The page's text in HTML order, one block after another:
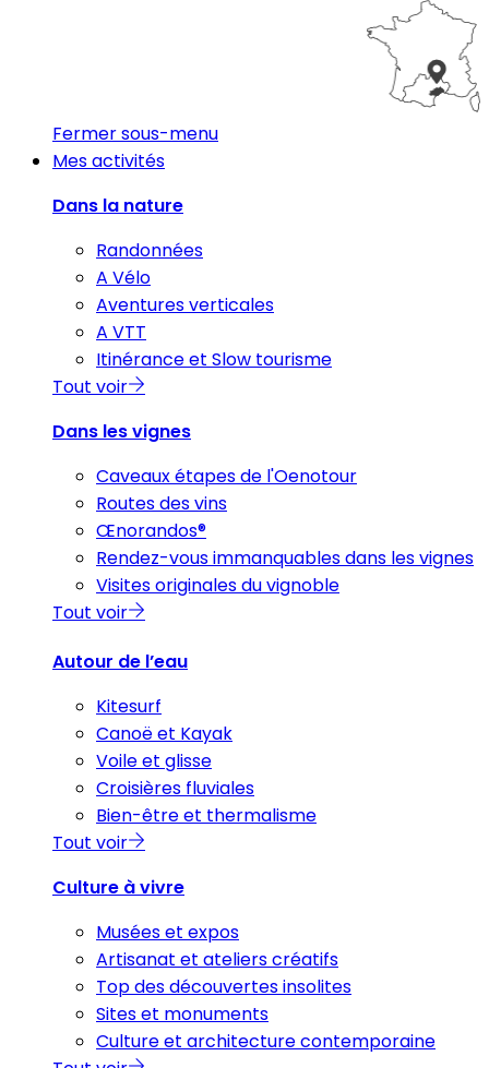
Fermer sous-menu
Mes activités
Dans la nature
Randonnées
A Vélo
Aventures verticales
A VTT
Itinérance et Slow tourisme
Tout voir
Dans les vignes
Caveaux étapes de l'Oenotour
Routes des vins
Œnorandos®
Rendez-vous immanquables dans les vignes
Visites originales du vignoble
Tout voir
Autour de l’eau
Kitesurf
Canoë et Kayak
Voile et glisse
Croisières fluviales
Bien-être et thermalisme
Tout voir
Culture à vivre
Musées et expos
Artisanat et ateliers créatifs
Top des découvertes insolites
Sites et monuments
Culture et architecture contemporaine